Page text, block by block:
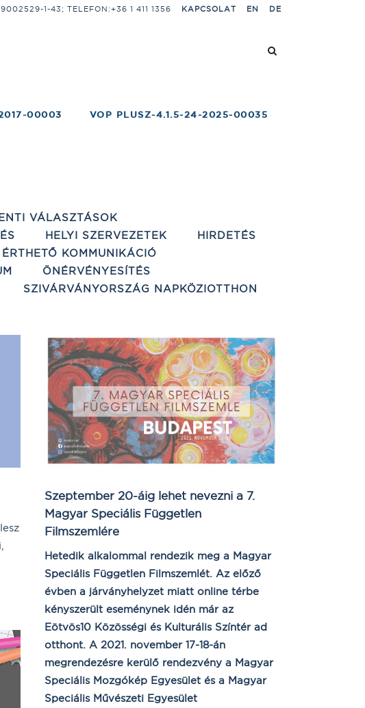
1-43; TELEFON:+36 1 411 1356 KAPCSOLAT EN DE
00003 VOP PLUSZ-4.1.5-24-2025-00035
VÁLASZTÁSOK
HELYI SZERVEZETEK
HIRDETÉS
KOMMUNIKÁCIÓ
ÖNÉRVÉNYESÍTÉS
SZIVÁRVÁNYORSZÁG NAPKÖZIOTTHON
Szeptember 20-áig lehet nevezni a 7.
Magyar Speciális Független
Filmszemlére
Hetedik alkalommal rendezik meg a Magyar
Speciális Független Filmszemlét. Az előző
évben a járványhelyzet miatt online térbe
kényszerült eseménynek idén már az
Eötvös10 Közösségi és Kulturális Színtér ad
otthont. A 2021. november 17-18-án
megrendezésre kerülő rendezvény a Magyar
Speciális Mozgókép Egyesület és a Magyar
Speciális Művészeti Egyesület